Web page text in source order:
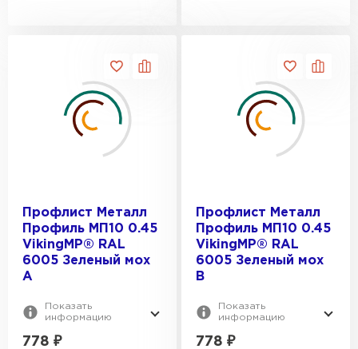
Профлист Металл
Профиль МП10 0.45
VikingMP® RAL
6005 Зеленый мох
A
Показать
информацию
778 ₽
Профлист Металл
Профиль МП10 0.45
VikingMP® RAL
6005 Зеленый мох
B
Показать
информацию
778 ₽